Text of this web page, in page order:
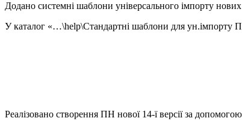
Додано системні шаблони універсального імпорту
У каталог «…\help\Стандартні шаблони для ун.імпорту
Реалізовано створення ПН нової 14-ї версії за